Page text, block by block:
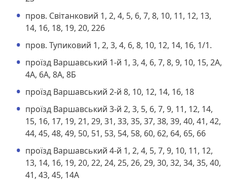
пров. Світанковий 1, 2, 4, 5, 6, 7, 8, 10, 11, 12, 13,
14, 16, 18, 19, 20, 226
пров. Тупиковий 1, 2, 3, 4, 6, 8, 10, 12, 14, 16, 1/1.
проїзд Варшавський 1-й 1, 3, 4, 6, 7, 8, 9, 10, 15, 2А,
4А, 6А, 8А, 8Б
проїзд Варшавський 2-й 8, 10, 12, 14, 16, 18
проїзд Варшавський 3-й 2, 3, 5, 6, 7, 9, 11, 12, 14,
15, 16, 17, 19, 21, 29, 31, 33, 35, 37, 38, 39, 40, 41, 42,
44, 45, 48, 49, 50, 51, 53, 54, 58, 60, 62, 64, 65, 66
проїзд Варшавський 4-й 1, 2, 4, 5, 7, 9, 10, 11, 12,
13, 14, 16, 19, 20, 22, 24, 25, 26, 29, 30, 32, 34, 35, 40,
41, 43, 45, 14А